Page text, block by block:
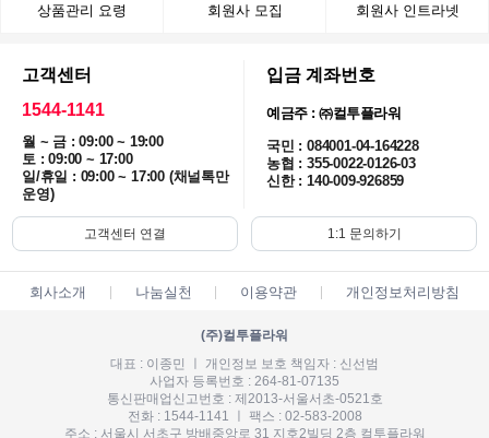
상품관리 요령 회원사 모집 회원사 인트라넷
고객센터
1544-1141
월 ~ 금 : 09:00 ~ 19:00
토 : 09:00 ~ 17:00
일/휴일 : 09:00 ~ 17:00 (채널톡만
운영)
입금 계좌번호
예금주 : ㈜컬투플라워
국민 : 084001-04-164228
농협 : 355-0022-0126-03
신한 : 140-009-926859
고객센터 연결 1:1 문의하기
회사소개 나눔실천 이용약관 개인정보처리방침
(주)컬투플라워
대표 : 이종민 ㅣ 개인정보 보호 책임자 : 신선범
사업자 등록번호 : 264-81-07135
통신판매업신고번호 : 제2013-서울서초-0521호
전화 : 1544-1141 ㅣ 팩스 : 02-583-2008
주소 : 서울시 서초구 방배중앙로 31 지호2빌딩 2층 컬투플라워